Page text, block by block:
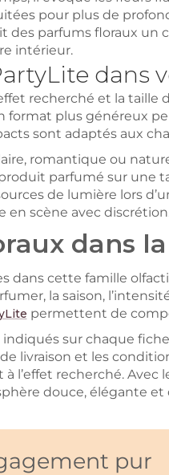
pour plus de
parfums floraux
intérieur.
dans
recherché et la
format plus généreux
sont adaptés aux
romantique ou
parfumé sur une
de lumière lors
en scène avec
dans
cette famille
la saison,
permettent de
sur chaque
et les
recherché. Avec
douce, élégante
pur